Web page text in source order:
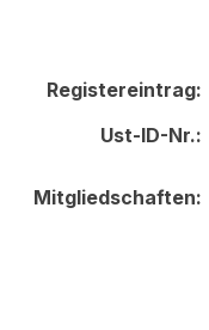
Registereintrag:
Ust-ID-Nr.:
Mitgliedschaften: